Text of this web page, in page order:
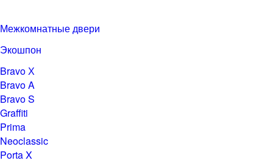
Межкомнатные двери
Экошпон
Bravo Х
Bravo A
Bravo S
Graffiti
Prima
Neoclassic
Porta X